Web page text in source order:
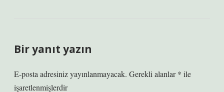
Bir yanıt yazın
E-posta adresiniz yayınlanmayacak. Gerekli alanlar* ile
işaretlenmişlerdir